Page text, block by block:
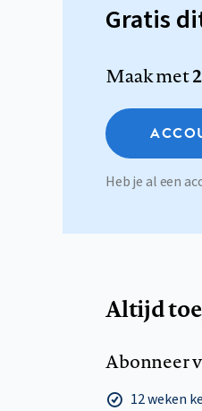
Gratis
Maak met
Heb je al een
Altijd
Abonneer
12 weken